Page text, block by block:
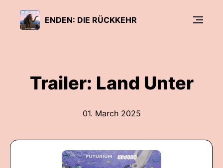
ENDEN: DIE RÜCKKEHR
Trailer: Land Unter
01. March 2025